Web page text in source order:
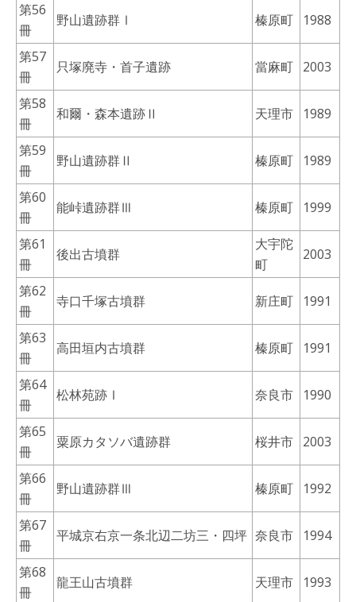
第56
冊
野山遺跡群Ⅰ 榛原町 1988
第57
冊
只塚廃寺・首子遺跡 當麻町 2003
第58
冊
和爾・森本遺跡Ⅱ 天理市 1989
第59
冊
野山遺跡群Ⅱ 榛原町 1989
第60
冊
能峠遺跡群Ⅲ 榛原町 1999
第61
冊
後出古墳群
大宇陀
町
2003
第62
冊
寺口千塚古墳群 新庄町 1991
第63
冊
高田垣内古墳群 榛原町 1991
第64
冊
松林苑跡Ⅰ 奈良市 1990
第65
冊
粟原カタソバ遺跡群 桜井市 2003
第66
冊
野山遺跡群Ⅲ 榛原町 1992
第67
冊
平城京右京一条北辺二坊三・四坪 奈良市 1994
第68
冊
龍王山古墳群 天理市 1993